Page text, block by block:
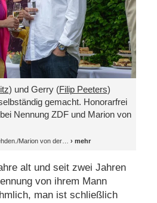
) und Gerry (Filip Peeters)
gemacht. Honorarfrei
Nennung ZDF und Marion von
​Marion von der
alt und seit zwei Jahren
von ihrem Mann
man ist schließlich